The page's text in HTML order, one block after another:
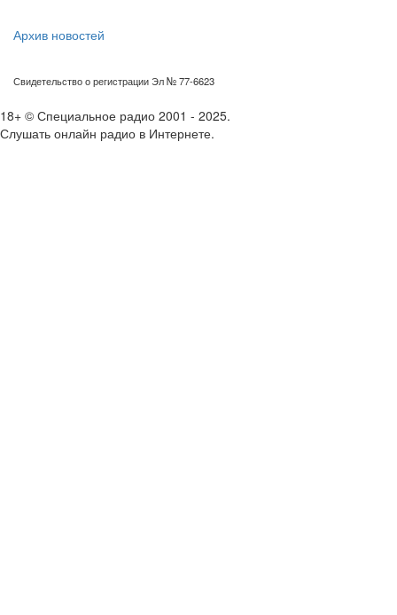
Архив новостей
Свидетельство о регистрации Эл № 77-6623
18+ © Специальное радио 2001 - 2025.
Слушать онлайн радио в Интернете.